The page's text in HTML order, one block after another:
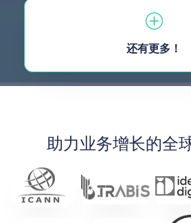
还有更多！
助力业务增长的全